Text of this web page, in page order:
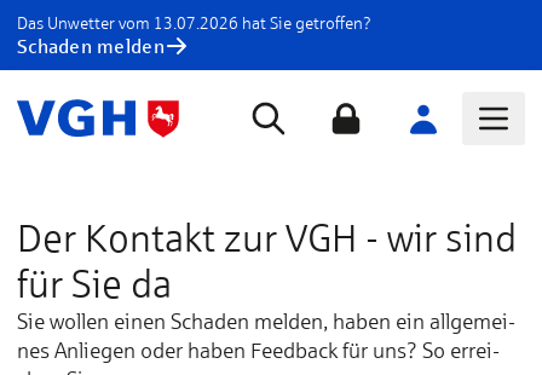
Das Unwetter vom 13.07.2026 hat Sie getroffen?
Schaden melden
Der Kontakt zur VGH - wir sind
für Sie da
Sie wol­len ei­nen Scha­den mel­den, ha­ben ein all­ge­mei­
nes An­lie­gen oder ha­ben Feed­back für uns? So er­rei­